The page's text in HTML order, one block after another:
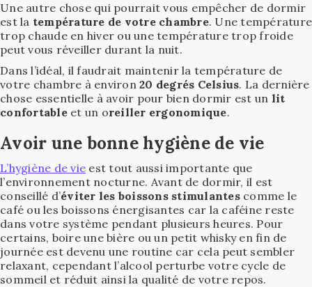
Une autre chose qui pourrait vous empêcher de dormir
est la température de votre chambre. Une température
trop chaude en hiver ou une température trop froide
peut vous réveiller durant la nuit.
Dans l’idéal, il faudrait maintenir la température de
votre chambre à environ 20 degrés Celsius. La dernière
chose essentielle à avoir pour bien dormir est un lit
confortable et un oreiller ergonomique.
Avoir une bonne hygiène de vie
L’hygiène de vie est tout aussi importante que
l’environnement nocturne. Avant de dormir, il est
conseillé d’éviter les boissons stimulantescomme le
café ou les boissons énergisantes car la caféine reste
dans votre système pendant plusieurs heures. Pour
certains, boire une bière ou un petit whisky en fin de
journée est devenu une routine car cela peut sembler
relaxant, cependant l’alcool perturbe votre cycle de
sommeil et réduit ainsi la qualité de votre repos.